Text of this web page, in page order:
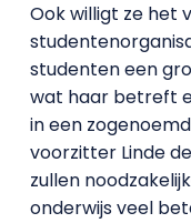
Ook willigt ze het
studenten een
wat haar betreft
in een
voorzitter Linde
zullen
onderwijs veel